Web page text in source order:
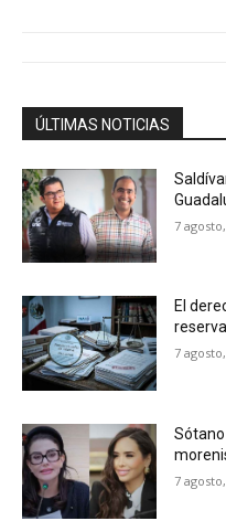
ÚLTIMAS NOTICIAS
7
El
7
7